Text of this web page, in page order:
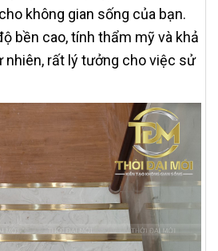
không gian sống của bạn.
bền cao, tính thẩm mỹ và khả
rất lý tưởng cho việc sử